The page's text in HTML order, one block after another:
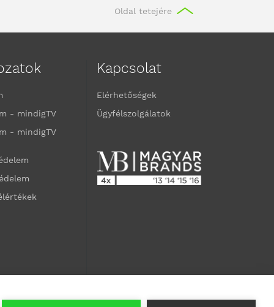
Oldal tetejére
- mindigTV
- mindigTV
Kapcsolat
Elérhetőségek
Ügyfélszolgálatok